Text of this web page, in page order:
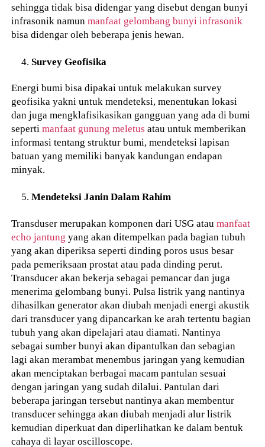
sehingga tidak bisa didengar yang disebut dengan bunyi
infrasonik namunmanfaat gelombang bunyi infrasonik
bisa didengar oleh beberapa jenis hewan.
Survey Geofisika
Energi bumi bisa dipakai untuk melakukan survey
geofisika yakni untuk mendeteksi, menentukan lokasi
dan juga mengklafisikasikan gangguan yang ada di bumi
sepertimanfaat gunung meletus atau untuk memberikan
informasi tentang struktur bumi, mendeteksi lapisan
batuan yang memiliki banyak kandungan endapan
minyak.
Mendeteksi Janin Dalam Rahim
Transduser merupakan komponen dari USG ataumanfaat
echo jantung yang akan ditempelkan pada bagian tubuh
yang akan diperiksa seperti dinding poros usus besar
pada pemeriksaan prostat atau pada dinding perut.
Transducer akan bekerja sebagai pemancar dan juga
menerima gelombang bunyi. Pulsa listrik yang nantinya
dihasilkan generator akan diubah menjadi energi akustik
dari transducer yang dipancarkan ke arah tertentu bagian
tubuh yang akan dipelajari atau diamati. Nantinya
sebagai sumber bunyi akan dipantulkan dan sebagian
lagi akan merambat menembus jaringan yang kemudian
akan menciptakan berbagai macam pantulan sesuai
dengan jaringan yang sudah dilalui. Pantulan dari
beberapa jaringan tersebut nantinya akan membentur
transducer sehingga akan diubah menjadi alur listrik
kemudian diperkuat dan diperlihatkan ke dalam bentuk
cahaya di layar oscilloscope.